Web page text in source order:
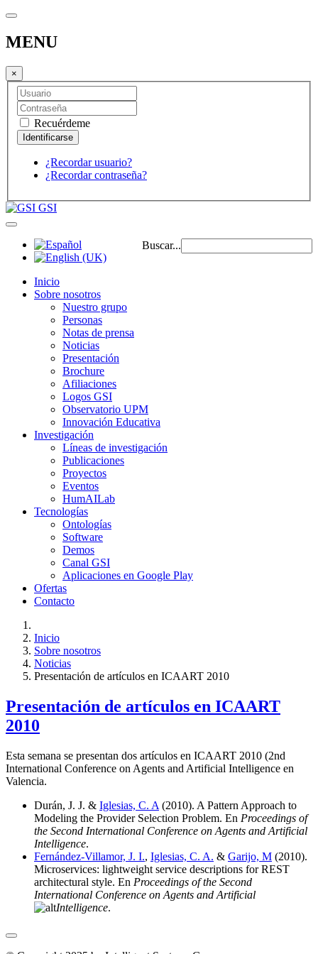
MENU
×
Recuérdeme
¿Recordar usuario?
¿Recordar contraseña?
GSI
Buscar...
Inicio
Sobre nosotros
Nuestro grupo
Personas
Notas de prensa
Noticias
Presentación
Brochure
Afiliaciones
Logos GSI
Observatorio UPM
Innovación Educativa
Investigación
Líneas de investigación
Publicaciones
Proyectos
Eventos
HumAILab
Tecnologías
Ontologías
Software
Demos
Canal GSI
Aplicaciones en Google Play
Ofertas
Contacto
Inicio
Sobre nosotros
Noticias
Presentación de artículos en ICAART 2010
Presentación de artículos en ICAART
2010
Esta semana se presentan dos artículos en ICAART 2010 (2nd
International Conference on Agents and Artificial Intelligence en
Valencia.
Durán, J. J. & Iglesias, C. A (2010). A Pattern Approach to
Modeling the Provider Selection Problem. En Proceedings of
the Second International Conference on Agents and Artificial
Intelligence.
Fernández-Villamor, J. I., Iglesias, C. A. & Garijo, M (2010).
Microservices: lightweight service descriptions for REST
architectural style. En Proceedings of the Second
International Conference on Agents and Artificial
Intelligence.